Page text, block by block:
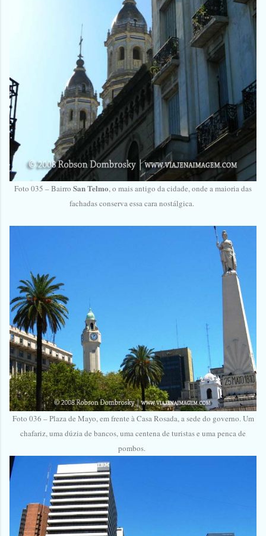
Foto 035 – Bairro San Telmo, o mais antigo da cidade, onde a maioria das
fachadas conserva essa cara nostálgica.
Foto 036 – Plaza de Mayo, em frente à Casa Rosada, a sede do governo. Um
chafariz, uma dúzia de bancos, uma centena de turistas e uma penca de
pombos.